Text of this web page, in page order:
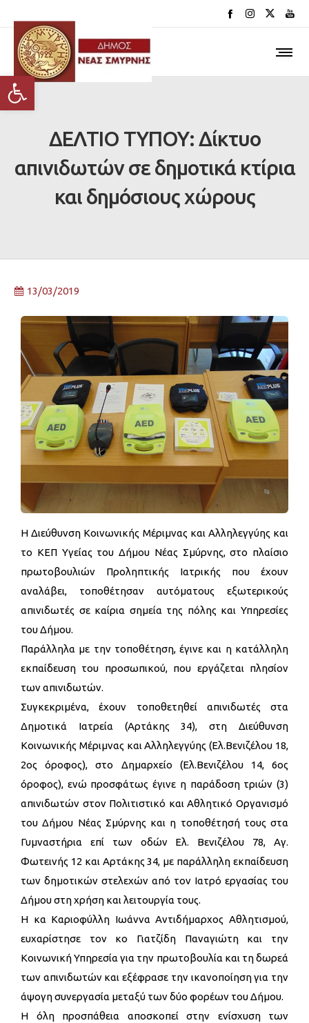
Ανοίξτε τη γραμμή εργαλείων
ΔΕΛΤΙΟ ΤΥΠΟΥ: Δίκτυο
απινιδωτών σε δημοτικά κτίρια
και δημόσιους χώρους
13/03/2019
Η Διεύθυνση Κοινωνικής Μέριμνας και Αλληλεγγύης και
το ΚΕΠ Υγείας του Δήμου Νέας Σμύρνης, στo πλαίσιo
πρωτοβουλιών Προληπτικής Ιατρικής που έχουν
αναλάβει, τοποθέτησαν αυτόματους εξωτερικούς
απινιδωτές σε καίρια σημεία της πόλης και Υπηρεσίες
του Δήμου.
Παράλληλα με την τοποθέτηση, έγινε και η κατάλληλη
εκπαίδευση του προσωπικού, που εργάζεται πλησίον
των απινιδωτών.
Συγκεκριμένα, έχουν τοποθετηθεί απινιδωτές στα
Δημοτικά Ιατρεία (Αρτάκης 34), στη Διεύθυνση
Κοινωνικής Μέριμνας και Αλληλεγγύης (Ελ.Βενιζέλου 18,
2ος όροφος), στο Δημαρχείο (Ελ.Βενιζέλου 14, 6ος
όροφος), ενώ προσφάτως έγινε η παράδοση τριών (3)
απινιδωτών στον Πολιτιστικό και Αθλητικό Οργανισμό
του Δήμου Νέας Σμύρνης και η τοποθέτησή τους στα
Γυμναστήρια επί των οδών Ελ. Βενιζέλου 78, Αγ.
Φωτεινής 12 και Αρτάκης 34, με παράλληλη εκπαίδευση
των δημοτικών στελεχών από τον Ιατρό εργασίας του
Δήμου στη χρήση και λειτουργία τους.
Η κα Καριοφύλλη Ιωάννα Αντιδήμαρχος Αθλητισμού,
ευχαρίστησε τον κο Γιατζίδη Παναγιώτη και την
Κοινωνική Υπηρεσία για την πρωτοβουλία και τη δωρεά
των απινιδωτών και εξέφρασε την ικανοποίηση για την
άψογη συνεργασία μεταξύ των δύο φορέων του Δήμου.
Η όλη προσπάθεια αποσκοπεί στην ενίσχυση των